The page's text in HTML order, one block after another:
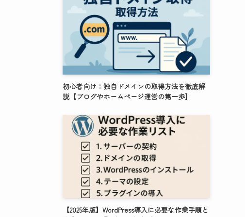
初心者向け：独自ドメインの取得方法を徹底解
説【ブログやホームページ運営の第一歩】
【2025年版】WordPress導入に必要な作業手順と